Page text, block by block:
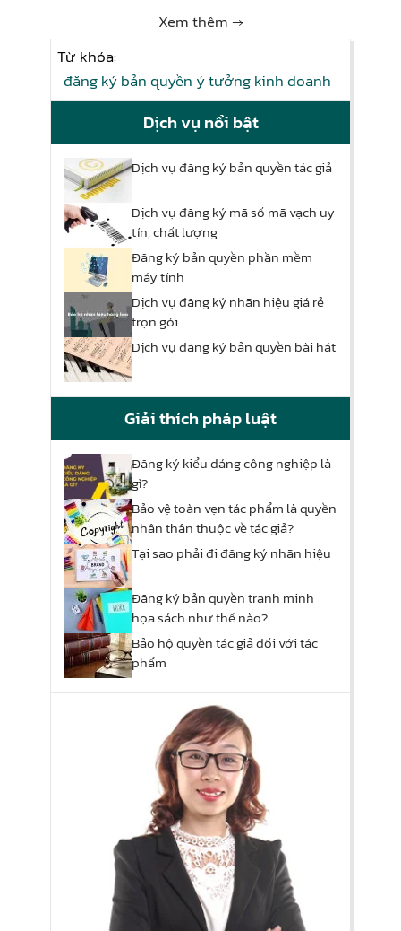
Xem thêm →
Từ khóa:
đăng ký bản quyền ý tưởng kinh doanh
Dịch vụ nổi bật
Dịch vụ đăng ký bản quyền tác giả
Dịch vụ đăng ký mã số mã vạch uy
tín, chất lượng
Đăng ký bản quyền phần mềm
máy tính
Dịch vụ đăng ký nhãn hiệu giá rẻ
trọn gói
Dịch vụ đăng ký bản quyền bài hát
Giải thích pháp luật
Đăng ký kiểu dáng công nghiệp là
gì?
Bảo vệ toàn vẹn tác phẩm là quyền
nhân thân thuộc về tác giả?
Tại sao phải đi đăng ký nhãn hiệu
Đăng ký bản quyền tranh minh
họa sách như thế nào?
Bảo hộ quyền tác giả đối với tác
phẩm